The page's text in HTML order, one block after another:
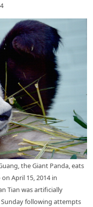
the Giant Panda, eats
April 15, 2014 in
Tian was artificially
following attempts